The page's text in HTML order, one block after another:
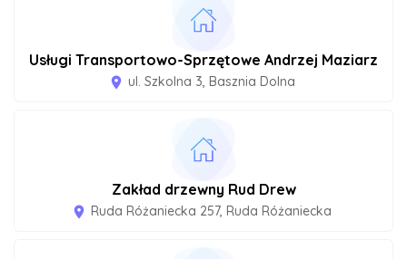
Usługi Transportowo-Sprzętowe Andrzej Maziarz
room ul. Szkolna 3, Basznia Dolna
Zakład drzewny Rud Drew
room Ruda Różaniecka 257, Ruda Różaniecka